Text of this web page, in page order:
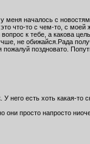
меня началось с
что-то с чем-то, с моей
к тебе, а какова
не обижайся.Рада
поздновато.
него есть хоть какая-то
они просто напросто